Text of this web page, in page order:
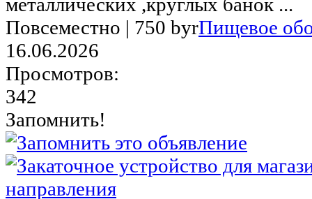
Повсеместно | 750 byrПищевое
16.06.2026
Просмотров:
342
Запомнить!